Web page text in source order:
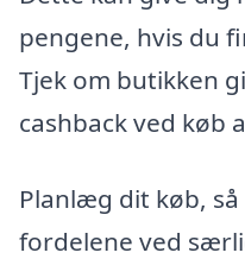
pengene, hvis du
Tjek om butikken
cashback ved køb
Planlæg dit køb,
fordelene ved